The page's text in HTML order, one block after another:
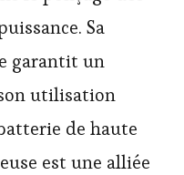
Sa
garantit un
utilisation
de haute
est une alliée